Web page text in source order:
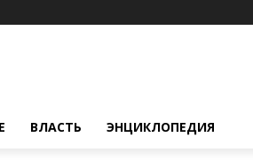
ВЛАСТЬ ЭНЦИКЛОПЕДИЯ